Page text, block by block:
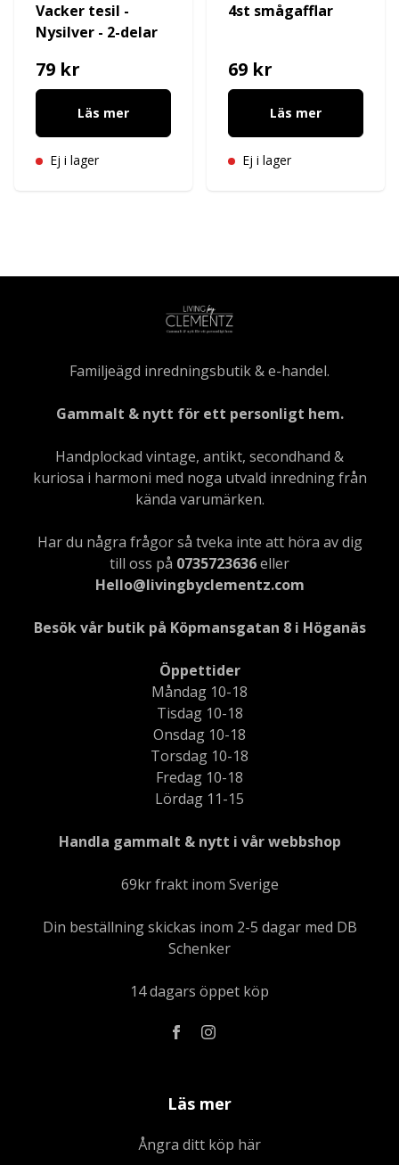
Vacker tesil -
Nysilver - 2-delar
79 kr
Läs mer
Ej i lager
4st smågafflar
69 kr
Läs mer
Ej i lager
Familjeägd inredningsbutik & e-handel.
Gammalt & nytt för ett personligt hem.
Handplockad vintage, antikt, secondhand &
kuriosa i harmoni med noga utvald inredning från
kända varumärken.
Har du några frågor så tveka inte att höra av dig
till oss på 0735723636eller
Hello@livingbyclementz.com
Besök vår butik på Köpmansgatan 8 i Höganäs
Öppettider
Måndag 10-18
Tisdag 10-18
Onsdag 10-18
Torsdag 10-18
Fredag 10-18
Lördag 11-15
Handla gammalt & nytt i vår webbshop
69kr frakt inom Sverige
Din beställning skickas inom 2-5 dagar med DB
Schenker
14 dagars öppet köp
Läs mer
Ångra ditt köp här